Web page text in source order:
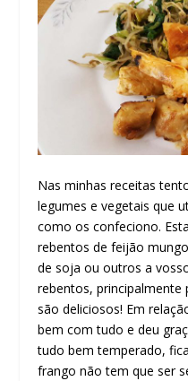
Nas minhas receitas
legumes e vegetais que
como os confeciono.
rebentos de feijão
de soja ou outros a
rebentos, principalmente
são deliciosos! Em
bem com tudo e deu
tudo bem temperado,
frango não tem que ser